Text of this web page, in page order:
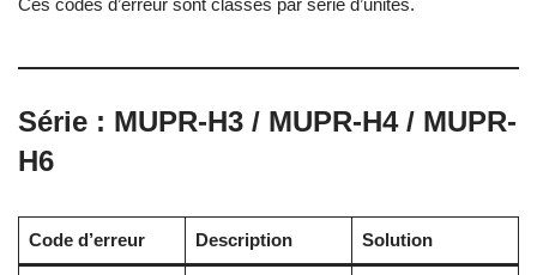
Série : MUPR-H3 / MUPR-H4 / MUPR-
H6
Code d’erreur Description Solution